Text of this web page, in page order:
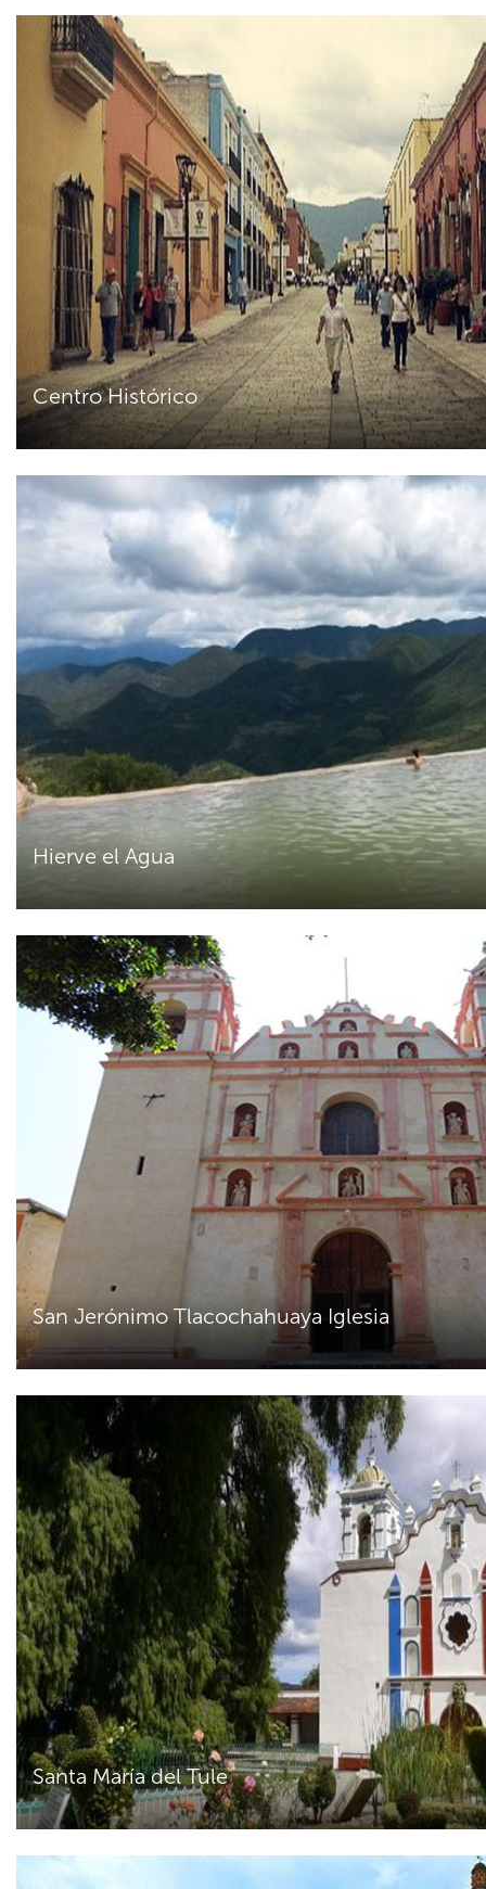
Centro Histórico
Hierve el Agua
San Jerónimo Tlacochahuaya Iglesia
Santa María del Tule